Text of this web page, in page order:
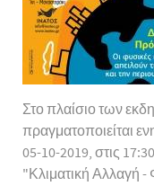
Στο πλαίσιο των
πραγματοποιείται
05-10-2019, στις
"Κλιματική Αλλαγή -